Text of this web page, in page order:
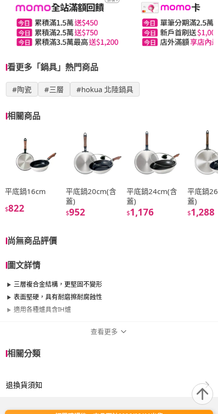
看更多「鍋具」熱門商品
#陶瓷 #三層 #hokua 北陸鍋具
相關商品
平底鍋16cm
$822
平底鍋20cm(含
蓋)
$952
平底鍋24cm(含
蓋)
$1,176
平底鍋
蓋)
$1,288
尚無商品評價
圖文詳情
三層複合金結構，更堅固不變形
表面堅硬，具有耐磨擦耐腐蝕性
適用各種爐具含IH爐
尺寸
材質 其他合金
查看更多
相關分類
退換貨須知